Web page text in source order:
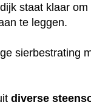
staat klaar
te leggen.
sierbestrating
diverse